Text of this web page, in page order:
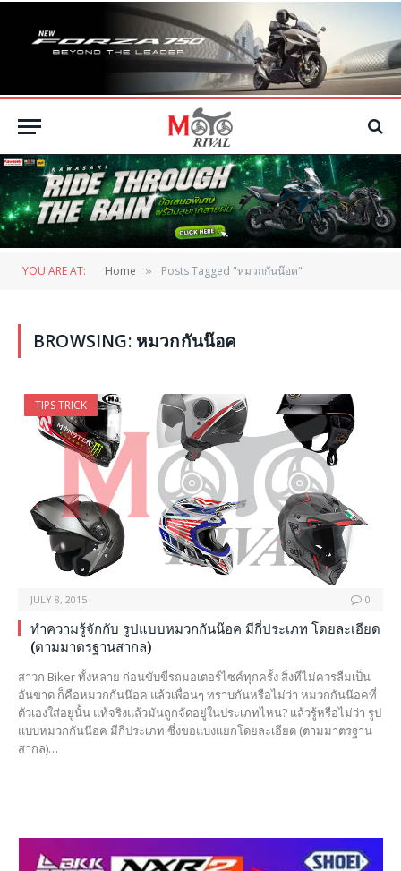
YOU ARE AT: Home » Posts Tagged "หมวกกันน๊อค"
BROWSING: หมวกกันน๊อค
TIPS TRICK
JULY 8, 2015 0
ทำความรู้จักกับ รูปแบบหมวกกันน๊อค มีกี่ประเภท โดยละเอียด
(ตามมาตรฐานสากล)
สาวก Biker ทั้งหลาย ก่อนขับขี่รถมอเตอร์ไซค์ทุกครั้ง สิ่งที่ไม่ควรลืมเป็น
อันขาด ก็คือหมวกกันน๊อค แล้วเพื่อนๆ ทราบกันหรือไม่ว่า หมวกกันน๊อคที่
ตัวเองใส่อยู่นั้น แท้จริงแล้วมันถูกจัดอยู่ในประเภทไหน? แล้วรู้หรือไม่ว่า รูป
แบบหมวกกันน๊อค มีกี่ประเภท ซึ่งขอแบ่งแยกโดยละเอียด (ตามมาตรฐาน
สากล)…